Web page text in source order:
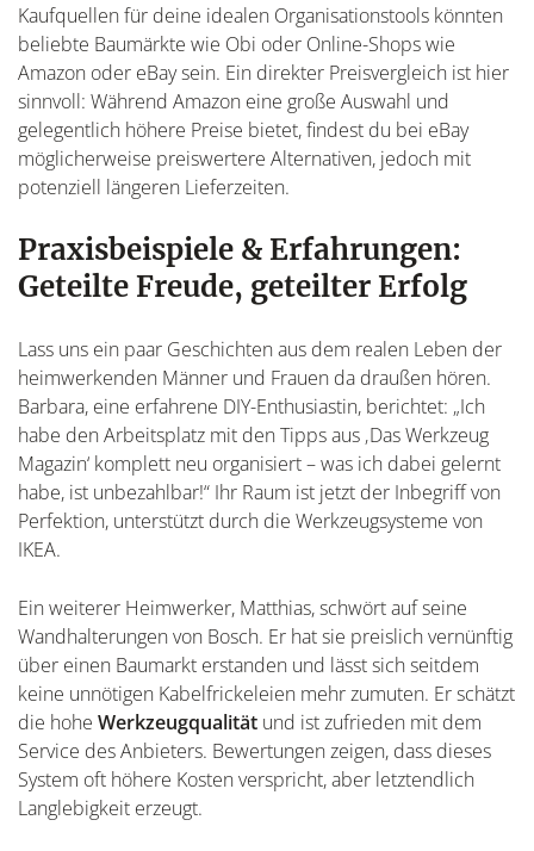
Kaufquellen für deine idealen Organisationstools könnten
beliebte Baumärkte wie Obi oder Online-Shops wie
Amazon oder eBay sein. Ein direkter Preisvergleich ist hier
sinnvoll: Während Amazon eine große Auswahl und
gelegentlich höhere Preise bietet, findest du bei eBay
möglicherweise preiswertere Alternativen, jedoch mit
potenziell längeren Lieferzeiten.
Praxisbeispiele & Erfahrungen:
Geteilte Freude, geteilter Erfolg
Lass uns ein paar Geschichten aus dem realen Leben der
heimwerkenden Männer und Frauen da draußen hören.
Barbara, eine erfahrene DIY-Enthusiastin, berichtet: „Ich
habe den Arbeitsplatz mit den Tipps aus ‚Das Werkzeug
Magazin‘ komplett neu organisiert – was ich dabei gelernt
habe, ist unbezahlbar!“ Ihr Raum ist jetzt der Inbegriff von
Perfektion, unterstützt durch die Werkzeugsysteme von
IKEA.
Ein weiterer Heimwerker, Matthias, schwört auf seine
Wandhalterungen von Bosch. Er hat sie preislich vernünftig
über einen Baumarkt erstanden und lässt sich seitdem
keine unnötigen Kabelfrickeleien mehr zumuten. Er schätzt
die hohe Werkzeugqualität und ist zufrieden mit dem
Service des Anbieters. Bewertungen zeigen, dass dieses
System oft höhere Kosten verspricht, aber letztendlich
Langlebigkeit erzeugt.